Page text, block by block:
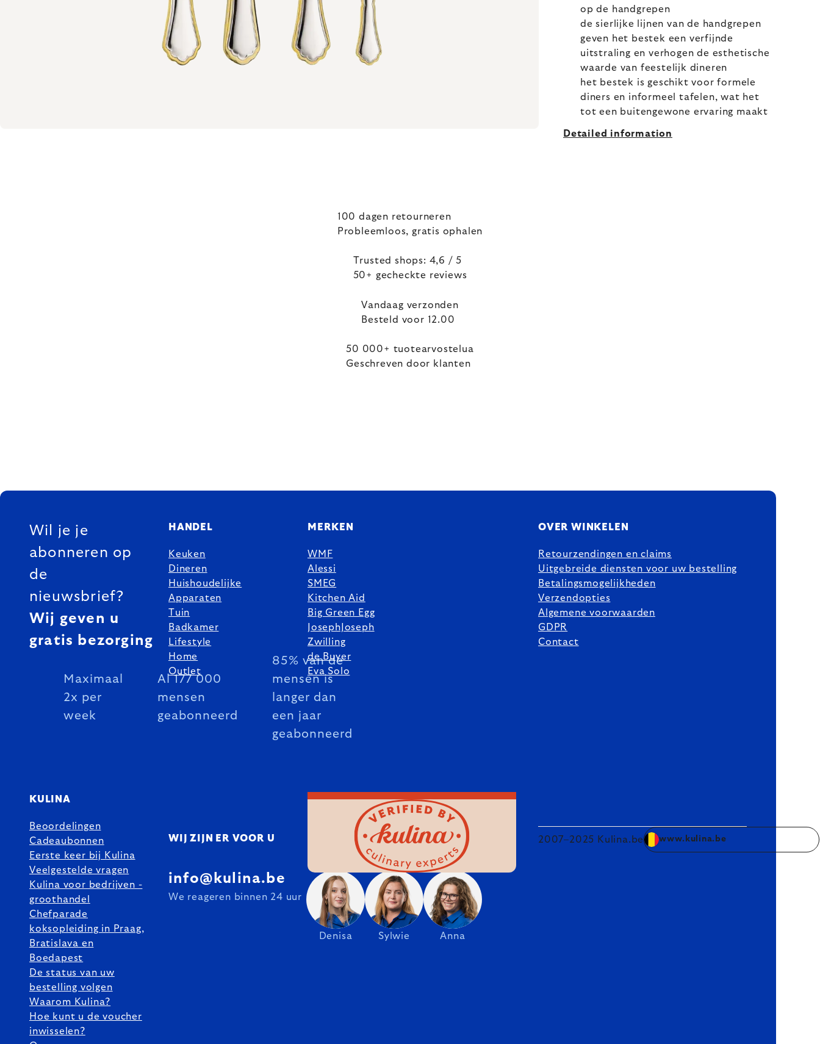
op de handgrepen
de sierlijke lijnen van de handgrepen
geven het bestek een verfijnde
uitstraling en verhogen de esthetische
waarde van feestelijk dineren
het bestek is geschikt voor formele
diners en informeel tafelen, wat het
tot een buitengewone ervaring maakt
Detailed information
100 dagen retourneren
Probleemloos, gratis ophalen
Trusted shops: 4,6 / 5
50+ gecheckte reviews
Vandaag verzonden
Besteld voor 12.00
50 000+ tuotearvostelua
Geschreven door klanten
FOOTER
Wil je je
abonneren op
de
nieuwsbrief?
Wij geven u
gratis bezorging
Maximaal
2x per
week
Al 177 000
mensen
geabonneerd
85% van de
mensen is
langer dan
een jaar
geabonneerd
HANDEL
Keuken
Dineren
Huishoudelijke
Apparaten
Tuin
Badkamer
Lifestyle
Home
Outlet
MERKEN
WMF
Alessi
SMEG
Kitchen Aid
Big Green Egg
JosephJoseph
Zwilling
de Buyer
Eva Solo
OVER WINKELEN
Retourzendingen en claims
Uitgebreide diensten voor uw bestelling
Betalingsmogelijkheden
Verzendopties
Algemene voorwaarden
GDPR
Contact
KULINA
Beoordelingen
Cadeaubonnen
Eerste keer bij Kulina
Veelgestelde vragen
Kulina voor bedrijven -
groothandel
Chefparade
koksopleiding in Praag,
Bratislava en
Boedapest
De status van uw
bestelling volgen
Waarom Kulina?
Hoe kunt u de voucher
inwisselen?
WIJ ZIJN ER VOOR U
Denisa Sylwie Anna
info@kulina.be
We reageren binnen 24 uur
2007–2025 Kulina.be www.kulina.be